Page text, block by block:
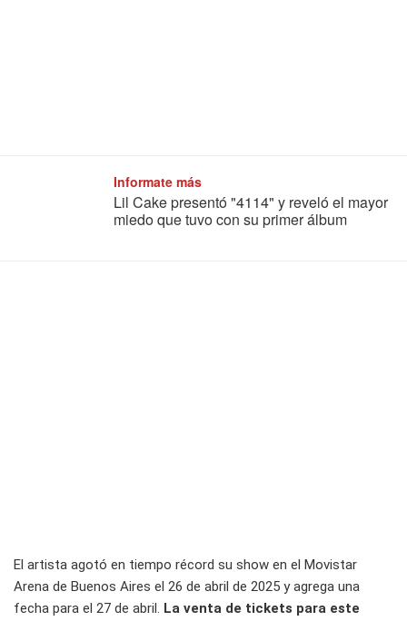
Informate más
Lil Cake presentó "4114" y reveló el mayor
miedo que tuvo con su primer álbum
El artista agotó en tiempo récord su show en el Movistar
Arena de Buenos Aires el 26 de abril de 2025 y agrega una
fecha para el 27 de abril. La venta de tickets para este